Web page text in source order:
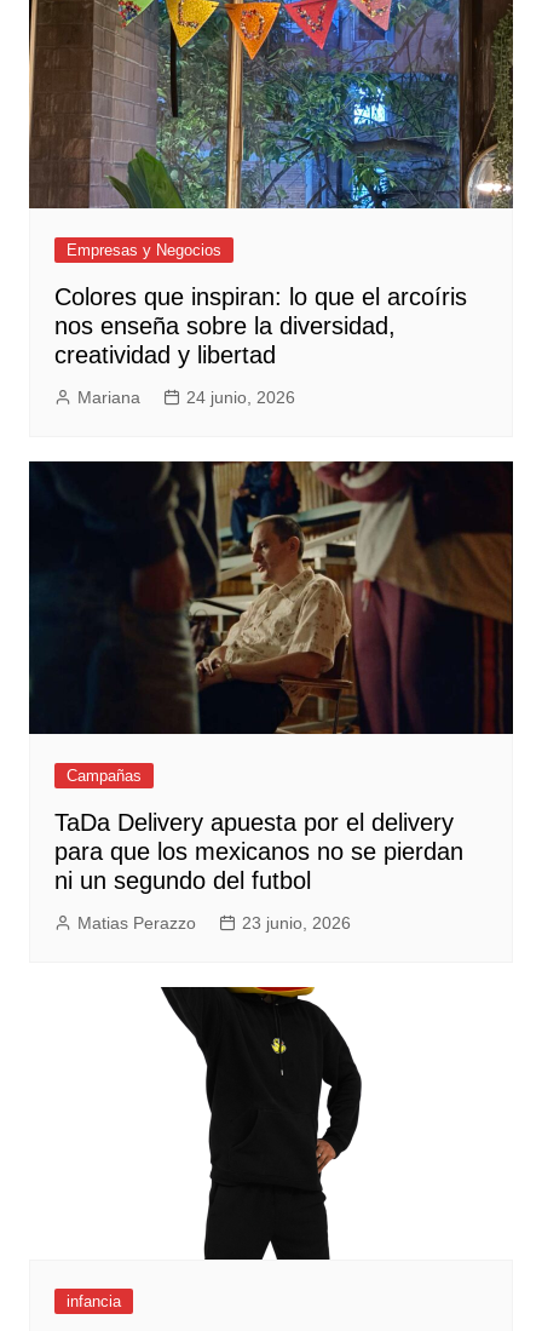
Empresas y Negocios
Colores que inspiran: lo que el arcoíris
nos enseña sobre la diversidad,
creatividad y libertad
Mariana 24 junio, 2026
Campañas
TaDa Delivery apuesta por el delivery
para que los mexicanos no se pierdan
ni un segundo del futbol
Matias Perazzo 23 junio, 2026
infancia